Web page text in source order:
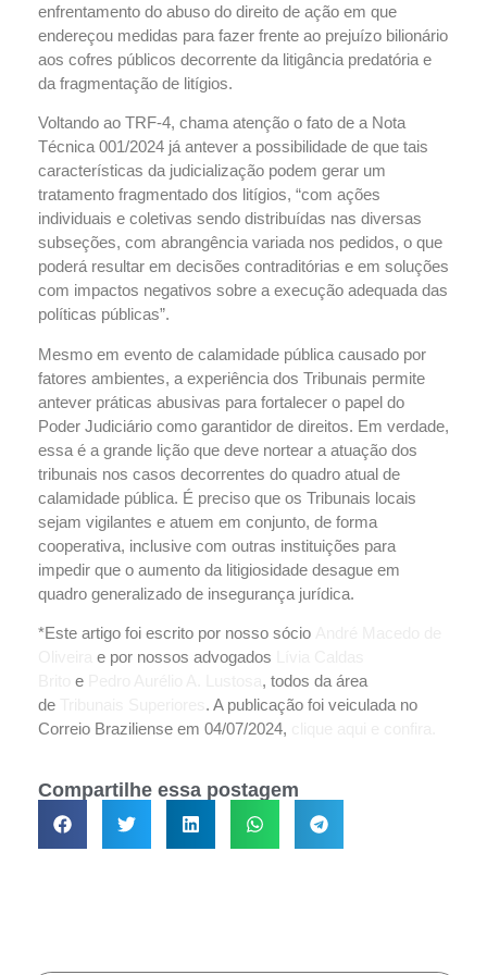
enfrentamento do abuso do direito de ação em que
endereçou medidas para fazer frente ao prejuízo bilionário
aos cofres públicos decorrente da litigância predatória e
da fragmentação de litígios.
Voltando ao TRF-4, chama atenção o fato de a Nota
Técnica 001/2024 já antever a possibilidade de que tais
características da judicialização podem gerar um
tratamento fragmentado dos litígios, “com ações
individuais e coletivas sendo distribuídas nas diversas
subseções, com abrangência variada nos pedidos, o que
poderá resultar em decisões contraditórias e em soluções
com impactos negativos sobre a execução adequada das
políticas públicas”.
Mesmo em evento de calamidade pública causado por
fatores ambientes, a experiência dos Tribunais permite
antever práticas abusivas para fortalecer o papel do
Poder Judiciário como garantidor de direitos. Em verdade,
essa é a grande lição que deve nortear a atuação dos
tribunais nos casos decorrentes do quadro atual de
calamidade pública. É preciso que os Tribunais locais
sejam vigilantes e atuem em conjunto, de forma
cooperativa, inclusive com outras instituições para
impedir que o aumento da litigiosidade desague em
quadro generalizado de insegurança jurídica.
*Este artigo foi escrito por nosso sócio
e por nossos advogados
e
, todos da área
de
. A publicação foi veiculada no
Correio Braziliense em 04/07/2024,
Compartilhe essa postagem